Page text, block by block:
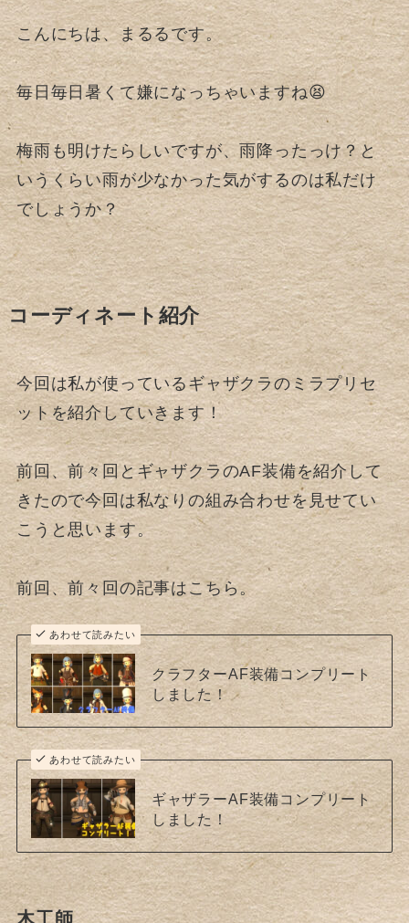
こんにちは、まるるです。
毎日毎日暑くて嫌になっちゃいますね😫
梅雨も明けたらしいですが、雨降ったっけ？と
いうくらい雨が少なかった気がするのは私だけ
でしょうか？
コーディネート紹介
今回は私が使っているギャザクラのミラプリセ
ットを紹介していきます！
前回、前々回とギャザクラのAF装備を紹介して
きたので今回は私なりの組み合わせを見せてい
こうと思います。
前回、前々回の記事はこちら。
あわせて読みたい
クラフターAF装備コンプリート
しました！
あわせて読みたい
ギャザラーAF装備コンプリート
しました！
木工師